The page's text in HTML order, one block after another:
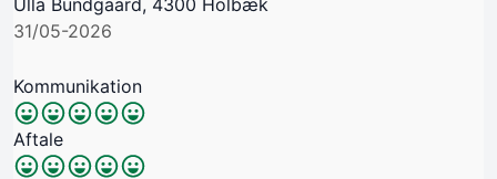
31/05-2026
Kommunikation
Aftale